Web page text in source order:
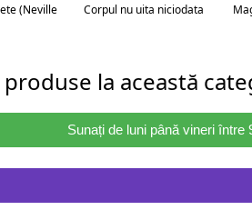
(Neville
Corpul nu uita niciodata
la această
Sunați de luni până vineri